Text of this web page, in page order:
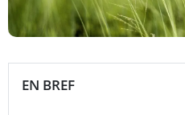
EN BREF